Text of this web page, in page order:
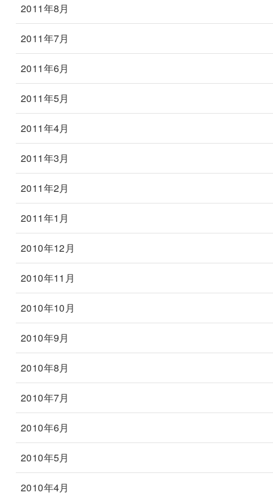
2011年8月
2011年7月
2011年6月
2011年5月
2011年4月
2011年3月
2011年2月
2011年1月
2010年12月
2010年11月
2010年10月
2010年9月
2010年8月
2010年7月
2010年6月
2010年5月
2010年4月